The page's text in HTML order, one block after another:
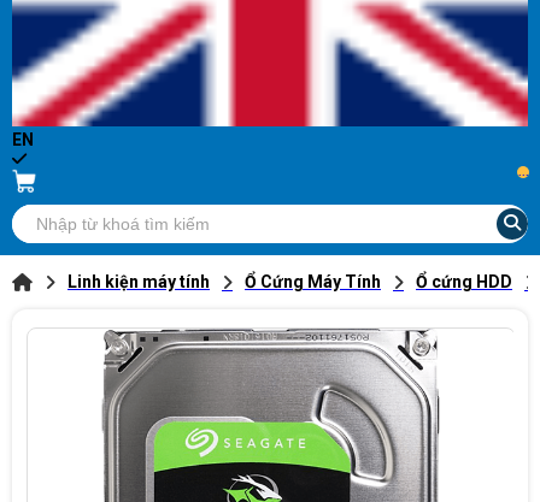
EN
...
Linh kiện máy tính Ổ Cứng Máy Tính Ổ cứng HDD